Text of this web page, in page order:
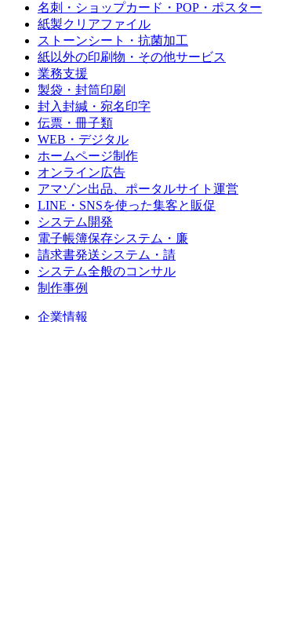
名刺・ショップカード・POP・ポスター
紙製クリアファイル
ストーンシート・抗菌加工
紙以外の印刷物・その他サービス
業務支援
製袋・封筒印刷
封入封緘・宛名印字
伝票・冊子類
WEB・デジタル
ホームページ制作
オンライン広告
アマゾン出品、ポータルサイト運営
LINE・SNSを使った集客と販促
システム開発
電子帳簿保存システム・廉
請求書発送システム・請
システム全般のコンサル
制作事例
企業情報